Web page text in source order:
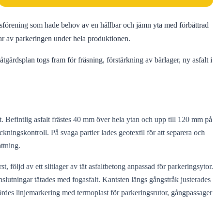
som hade behov av en hållbar och jämn yta med förbättrad
av parkeringen under hela produktionen.
togs fram för fräsning, förstärkning av bärlager, ny asfalt i
Befintlig asfalt frästes 40 mm över hela ytan och upp till 120 mm på
På svaga partier lades geotextil för att separera och
följd av ett slitlager av tät asfaltbetong anpassad för parkeringsytor.
tätades med fogasfalt. Kantsten längs gångstråk justerades
linjemarkering med termoplast för parkeringsrutor, gångpassager